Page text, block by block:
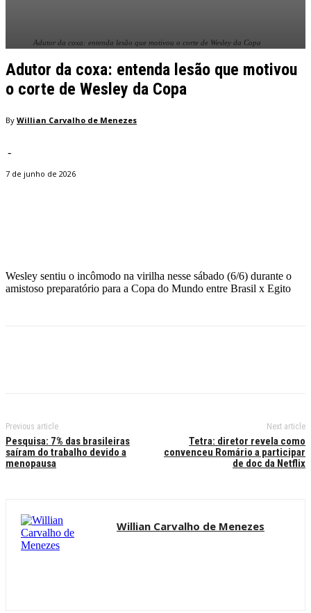
Adutor da coxa: entenda lesão que motivou o corte de Wesley da Copa
Adutor da coxa: entenda lesão que motivou
o corte de Wesley da Copa
By Willian Carvalho de Menezes
-
7 de junho de 2026
Wesley sentiu o incômodo na virilha nesse sábado (6/6) durante o
amistoso preparatório para a Copa do Mundo entre Brasil x Egito
Previous article
Pesquisa: 7% das brasileiras
saíram do trabalho devido a
menopausa
Next article
Tetra: diretor revela como
convenceu Romário a participar
de doc da Netflix
Willian Carvalho de Menezes